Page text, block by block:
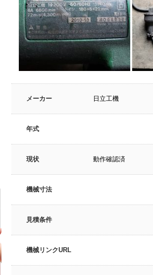
メーカー 日立工機
年式
現状 動作確認済
機械寸法
見積条件
機械リンクURL